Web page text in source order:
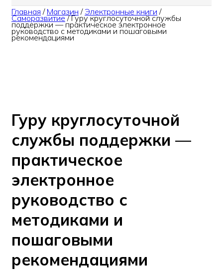
Главная / Магазин / Электронные книги /
Саморазвитие/Гуру круглосуточной службы
поддержки — практическое электронное
руководство с методиками и пошаговыми
рекомендациями
Гуру круглосуточной
службы поддержки —
практическое
электронное
руководство с
методиками и
пошаговыми
рекомендациями